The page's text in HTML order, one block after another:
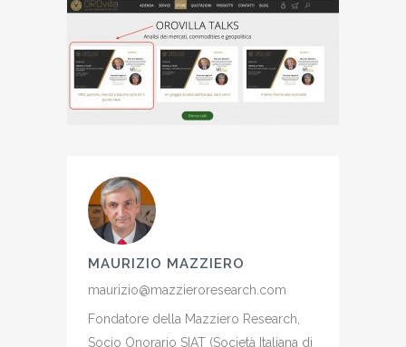
MAURIZIO MAZZIERO
maurizio@mazzieroresearch.com
Fondatore della Mazziero Research,
Socio Onorario SIAT (Società Italiana di